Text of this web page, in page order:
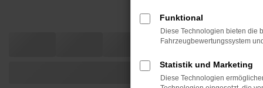
Funktional
Diese Technologien bieten die
Fahrzeugbewertungssystem
Statistik und Marketing
Diese Technologien